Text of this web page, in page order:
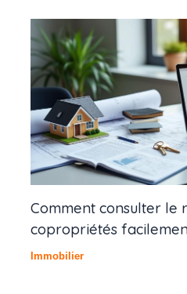
Comment consulter le
copropriétés
Immobilier